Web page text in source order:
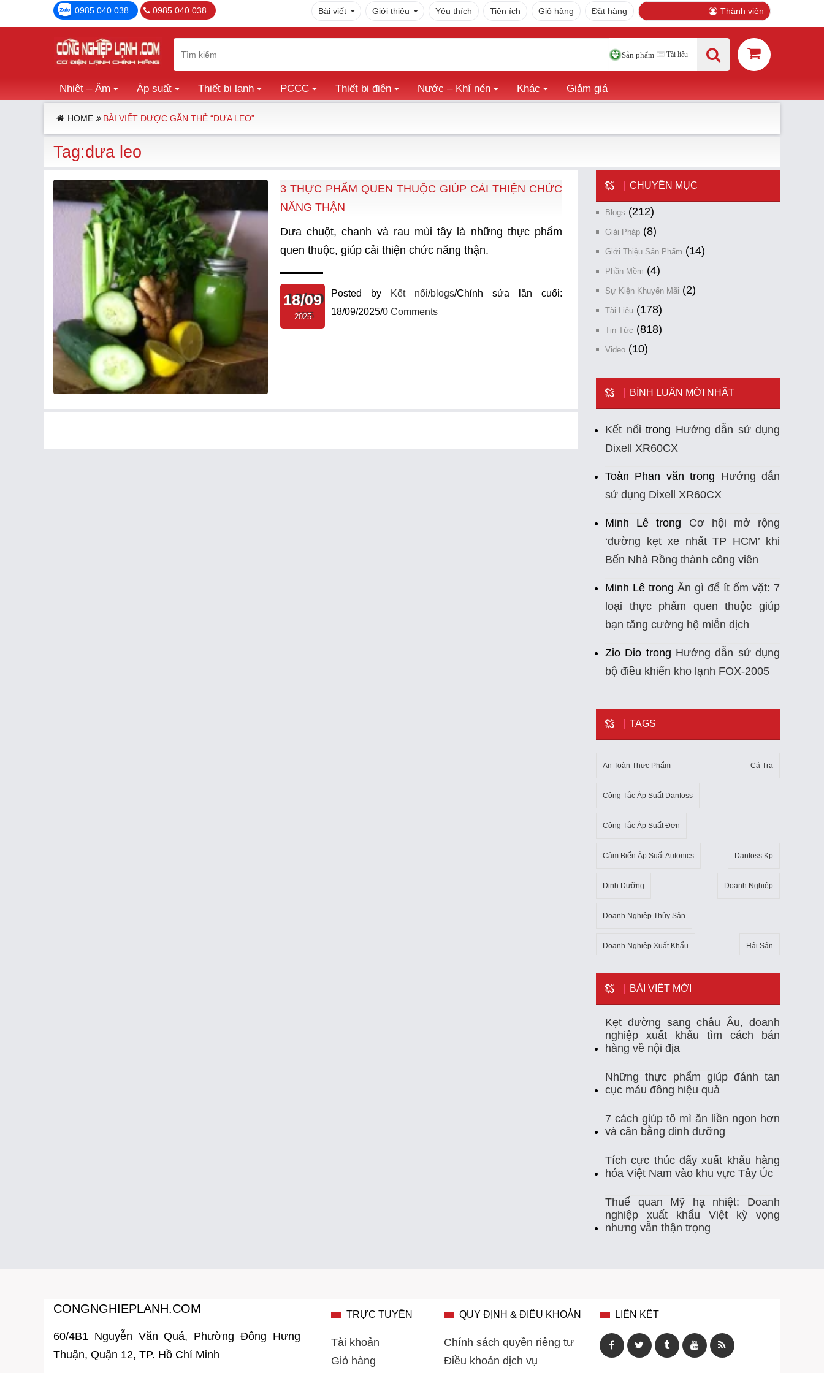
0985 040 038 0985 040 038 Bài viết Giới thiệu Yêu thích Tiện ích Giỏ hàng Đặt hàng Thành viên
Sản phẩm Tài liệu
Nhiệt – Ẩm Áp suất Thiết bị lạnh PCCC Thiết bị điện Nước – Khí nén Khác Giảm giá
HOME BÀI VIẾT ĐƯỢC GẮN THẺ “DƯA LEO”
Tag:dưa leo
3 THỰC PHẨM QUEN THUỘC GIÚP CẢI THIỆN CHỨC
NĂNG THẬN
Dưa chuột, chanh và rau mùi tây là những thực phẩm
quen thuộc, giúp cải thiện chức năng thận.
18/09
2025
Posted by Kết nối/blogs/Chỉnh sửa lần cuối:
18/09/2025/0 Comments
CHUYÊN MỤC
Blogs (212)
Giải Pháp (8)
Giới Thiệu Sản Phẩm (14)
Phần Mềm (4)
Sự Kiện Khuyến Mãi (2)
Tài Liệu (178)
Tin Tức (818)
Video (10)
BÌNH LUẬN MỚI NHẤT
Kết nối trong Hướng dẫn sử dụng
Dixell XR60CX
Toàn Phan văn trong Hướng dẫn
sử dụng Dixell XR60CX
Minh Lê trong Cơ hội mở rộng
‘đường kẹt xe nhất TP HCM’ khi
Bến Nhà Rồng thành công viên
Minh Lê trong Ăn gì để ít ốm vặt: 7
loại thực phẩm quen thuộc giúp
bạn tăng cường hệ miễn dịch
Zio Dio trong Hướng dẫn sử dụng
bộ điều khiển kho lạnh FOX-2005
TAGS
An Toàn Thực Phẩm Cá Tra
Công Tắc Áp Suất Danfoss
Công Tắc Áp Suất Đơn
Cảm Biến Áp Suất Autonics Danfoss Kp
Dinh Dưỡng Doanh Nghiệp
Doanh Nghiệp Thủy Sản
Doanh Nghiệp Xuất Khẩu Hải Sản
Kho Lạnh Kim Ngạch Xuất Khẩu Mẹo
Mỹ Ngành Thủy Sản Nhiệt Kế Tự Ghi
Nhập Khẩu Nuôi Trồng Thủy Sản
Tempmate-M1 Theo Dõi Nhiệt Độ
Thị Trường Xuất Khẩu Thủy Sản
Thủy Sản Việt Nam Thủy Sản Xuất Khẩu
Tự Ghi Nhiệt Độ Vasep Việt Nam
Xuất Khẩu Thuỷ Sản Việt Nam
BÀI VIẾT MỚI
Kẹt đường sang châu Âu, doanh
nghiệp xuất khẩu tìm cách bán
hàng về nội địa
Những thực phẩm giúp đánh tan
cục máu đông hiệu quả
7 cách giúp tô mì ăn liền ngon hơn
và cân bằng dinh dưỡng
Tích cực thúc đẩy xuất khẩu hàng
hóa Việt Nam vào khu vực Tây Úc
Thuế quan Mỹ hạ nhiệt: Doanh
nghiệp xuất khẩu Việt kỳ vọng
nhưng vẫn thận trọng
CONGNGHIEPLANH.COM
60/4B1 Nguyễn Văn Quá, Phường Đông Hưng
Thuận, Quận 12, TP. Hồ Chí Minh
TRỰC TUYẾN
Tài khoản
Giỏ hàng
QUY ĐỊNH & ĐIỀU KHOẢN
Chính sách quyền riêng tư
Điều khoản dịch vụ
LIÊN KẾT